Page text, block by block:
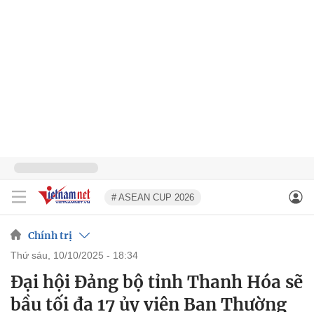
# ASEAN CUP 2026
Chính trị
thứ sáu, 10/10/2025 - 18:34
Đại hội Đảng bộ tỉnh Thanh Hóa sẽ
bầu tối đa 17 ủy viên Ban Thường